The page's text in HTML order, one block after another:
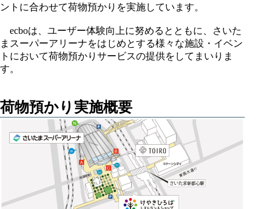
ントに合わせて荷物預かりを実施しています。
ecboは、ユーザー体験向上に努めるとともに、さいた
まスーパーアリーナをはじめとする様々な施設・イベン
トにおいて荷物預かりサービスの提供をしてまいりま
す。
荷物預かり実施概要